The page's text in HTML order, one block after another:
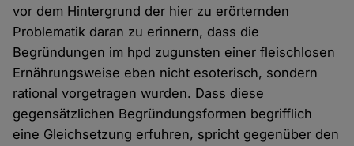
vor dem Hintergrund der hier zu erörternden
Problematik daran zu erinnern, dass die
Begründungen im hpd zugunsten einer fleischlosen
Ernährungsweise eben nicht esoterisch, sondern
rational vorgetragen wurden. Dass diese
gegensätzlichen Begründungsformen begrifflich
eine Gleichsetzung erfuhren, spricht gegenüber den